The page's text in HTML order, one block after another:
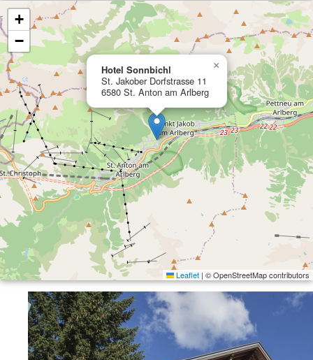
Hotel Sonnbichl
St. Jakober Dorfstrasse 11
6580 St. Anton am Arlberg
×
+
−
Leaflet | © OpenStreetMap contributors